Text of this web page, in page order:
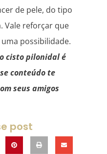
de pele, do tipo
Vale reforçar que
possibilidade.
cisto pilonidal é
conteúdo te
seus amigos
post